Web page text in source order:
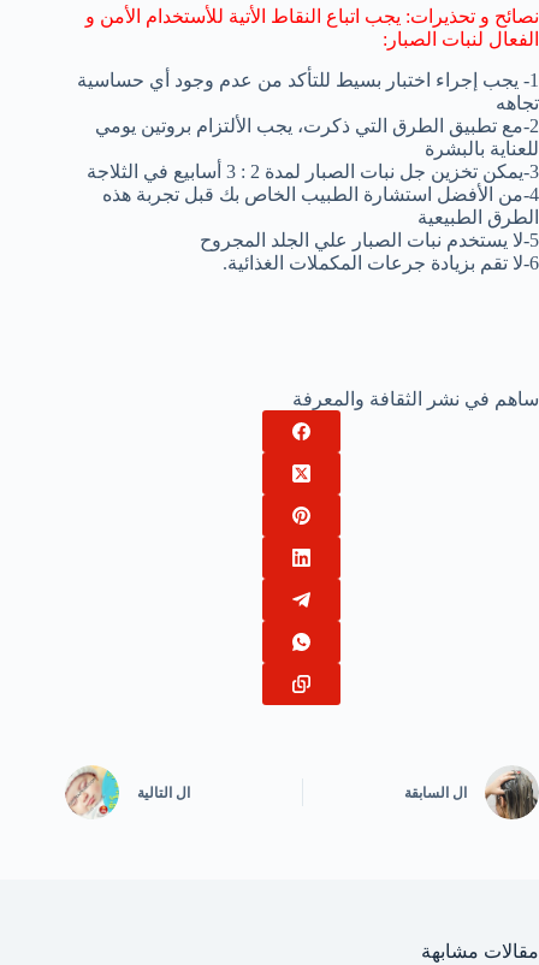
نصائح و تحذيرات: يجب اتباع النقاط الأتية للأستخدام الأمن و
الفعال لنبات الصبار:
1- يجب إجراء اختبار بسيط للتأكد من عدم وجود أي حساسية
تجاهه
2-مع تطبيق الطرق التي ذكرت، يجب الألتزام بروتين يومي
للعناية بالبشرة
3-يمكن تخزين جل نبات الصبار لمدة 2 : 3 أسابيع في الثلاجة
4-من الأفضل استشارة الطبيب الخاص بك قبل تجربة هذه
الطرق الطبيعية
5-لا يستخدم نبات الصبار علي الجلد المجروح
6-لا تقم بزيادة جرعات المكملات الغذائية.
ساهم في نشر الثقافة والمعرفة
ال السابقة ال التالية
مقالات مشابهة